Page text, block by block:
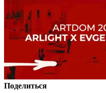
Поделиться